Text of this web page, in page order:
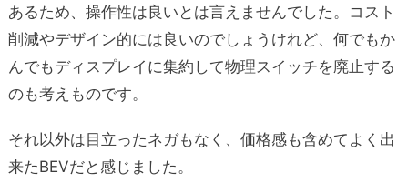
あるため、操作性は良いとは言えませんでした。コスト
削減やデザイン的には良いのでしょうけれど、何でもか
んでもディスプレイに集約して物理スイッチを廃止する
のも考えものです。
それ以外は目立ったネガもなく、価格感も含めてよく出
来たBEVだと感じました。